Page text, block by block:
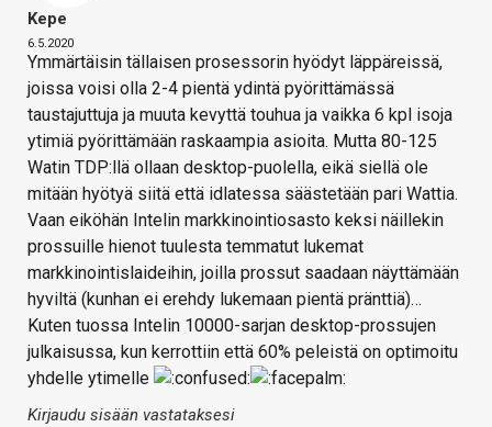
Kepe
6.5.2020
Ymmärtäisin tällaisen prosessorin hyödyt läppäreissä,
joissa voisi olla 2-4 pientä ydintä pyörittämässä
taustajuttuja ja muuta kevyttä touhua ja vaikka 6 kpl isoja
ytimiä pyörittämään raskaampia asioita. Mutta 80-125
Watin TDP:llä ollaan desktop-puolella, eikä siellä ole
mitään hyötyä siitä että idlatessa säästetään pari Wattia.
Vaan eiköhän Intelin markkinointiosasto keksi näillekin
prossuille hienot tuulesta temmatut lukemat
markkinointislaideihin, joilla prossut saadaan näyttämään
hyviltä (kunhan ei erehdy lukemaan pientä pränttiä)…
Kuten tuossa Intelin 10000-sarjan desktop-prossujen
julkaisussa, kun kerrottiin että 60% peleistä on optimoitu
yhdelle ytimelle
Kirjaudu sisään vastataksesi